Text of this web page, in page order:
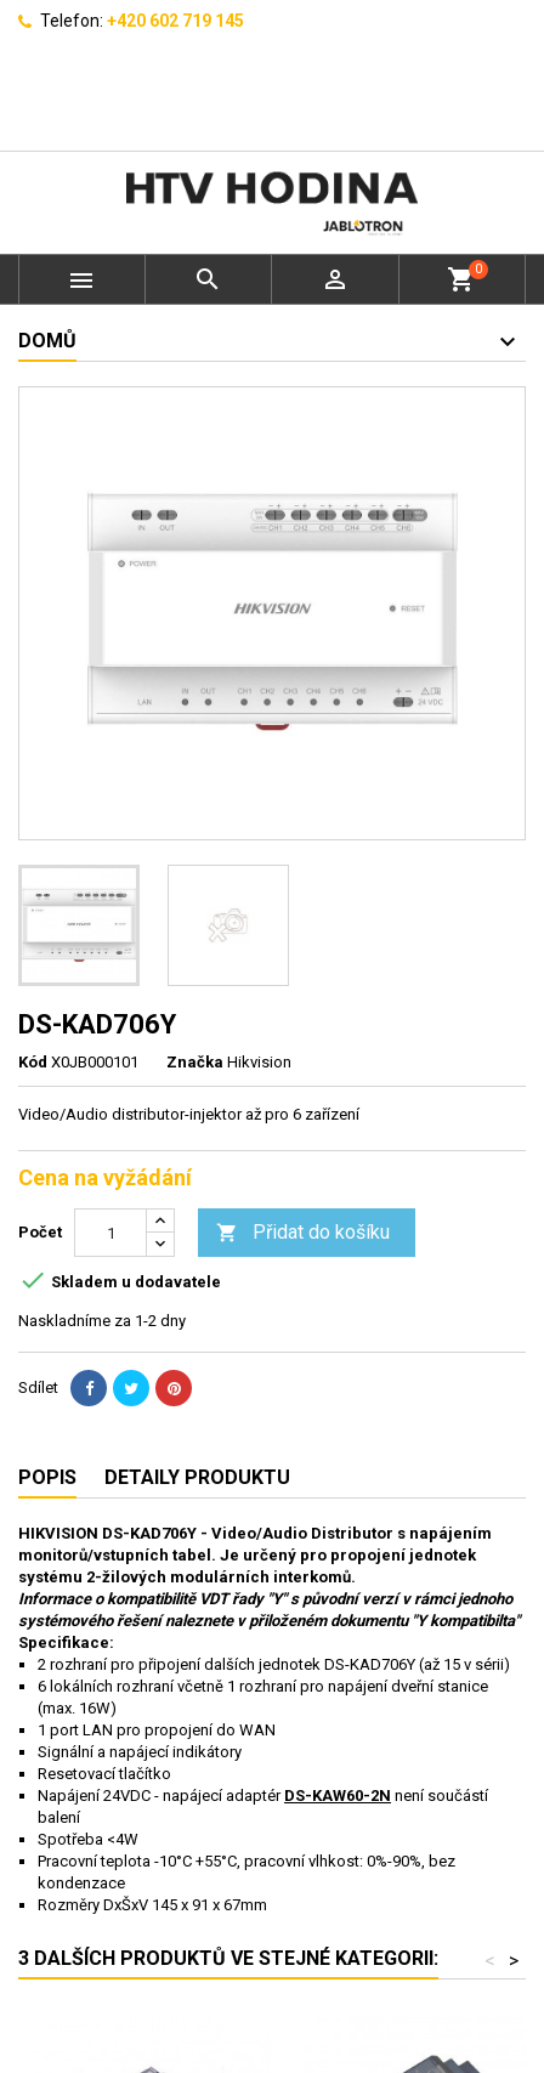
Telefon: +420 602 719 145
   shopping_cart0
DOMŮ
DS-KAD706Y
Kód X0JB000101 Značka Hikvision
Video/Audio distributor-injektor až pro 6 zařízení
Cena na vyžádání
Počet  Přidat do košíku
 Skladem u dodavatele
Naskladníme za 1-2 dny
Sdílet
POPIS DETAILY PRODUKTU
HIKVISION DS-KAD706Y - Video/Audio Distributor s napájením
monitorů/vstupních tabel. Je určený pro propojení jednotek
systému 2-žilových modulárních interkomů.
Informace o kompatibilitě VDT řady "Y" s původní verzí v rámci jednoho
systémového řešení naleznete v přiloženém dokumentu "Y kompatibilta"
Specifikace:
2 rozhraní pro připojení dalších jednotek DS-KAD706Y (až 15 v sérii)
6 lokálních rozhraní včetně 1 rozhraní pro napájení dveřní stanice
(max. 16W)
1 port LAN pro propojení do WAN
Signální a napájecí indikátory
Resetovací tlačítko
Napájení 24VDC - napájecí adaptér DS-KAW60-2N není součástí
balení
Spotřeba <4W
Pracovní teplota -10°C +55°C, pracovní vlhkost: 0%-90%, bez
kondenzace
Rozměry DxŠxV 145 x 91 x 67mm
3 DALŠÍCH PRODUKTŮ VE STEJNÉ KATEGORII: >
<